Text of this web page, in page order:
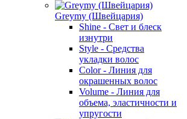
Greymy (Швейцария)
Shine - Свет и блеск
изнутри
Style - Средства
укладки волос
Color - Линия для
окрашенных волос
Volume - Линия для
объема, эластичности и
упругости